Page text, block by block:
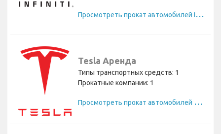
П
росмотреть прокат автомобилей Infiniti
Tesla Аренда
Типы транспортных средств: 1
Прокатные компании: 1
П
росмотреть прокат автомобилей Tesla